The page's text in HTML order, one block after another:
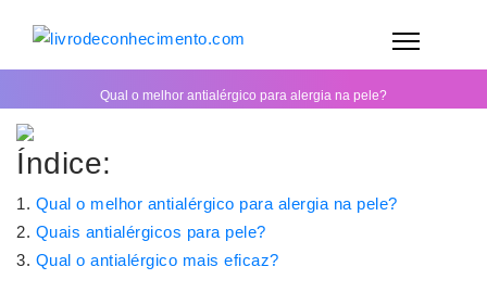
Qual o melhor antialérgico para alergia na pele?
Índice:
Qual o melhor antialérgico para alergia na pele?
Quais antialérgicos para pele?
Qual o antialérgico mais eficaz?